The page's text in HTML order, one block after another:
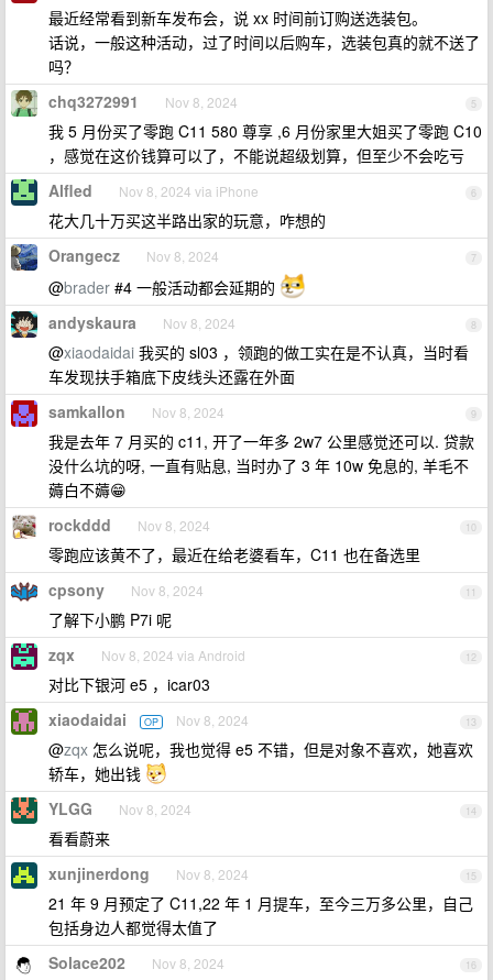
最近经常看到新车发布会，说 xx 时间前订购送选装包。
话说，一般这种活动，过了时间以后购车，选装包真的就不送了
吗？
5
chq3272991 Nov 8, 2024
我 5 月份买了零跑 C11 580 尊享 ,6 月份家里大姐买了零跑 C10
，感觉在这价钱算可以了，不能说超级划算，但至少不会吃亏
6
Alfled Nov 8, 2024 via iPhone
花大几十万买这半路出家的玩意，咋想的
7
Orangecz Nov 8, 2024
@brader #4 一般活动都会延期的
8
andyskaura Nov 8, 2024
@xiaodaidai 我买的 sl03 ，领跑的做工实在是不认真，当时看
车发现扶手箱底下皮线头还露在外面
9
samkallon Nov 8, 2024
我是去年 7 月买的 c11, 开了一年多 2w7 公里感觉还可以. 贷款
没什么坑的呀, 一直有贴息, 当时办了 3 年 10w 免息的, 羊毛不
薅白不薅😁
10
rockddd Nov 8, 2024
零跑应该黄不了，最近在给老婆看车，C11 也在备选里
11
cpsony Nov 8, 2024
了解下小鹏 P7i 呢
12
zqx Nov 8, 2024 via Android
对比下银河 e5 ，icar03
13
xiaodaidai OP Nov 8, 2024
@zqx 怎么说呢，我也觉得 e5 不错，但是对象不喜欢，她喜欢
轿车，她出钱
14
YLGG Nov 8, 2024
看看蔚来
15
xunjinerdong Nov 8, 2024
21 年 9 月预定了 C11,22 年 1 月提车，至今三万多公里，自己
包括身边人都觉得太值了
16
Solace202 Nov 8, 2024